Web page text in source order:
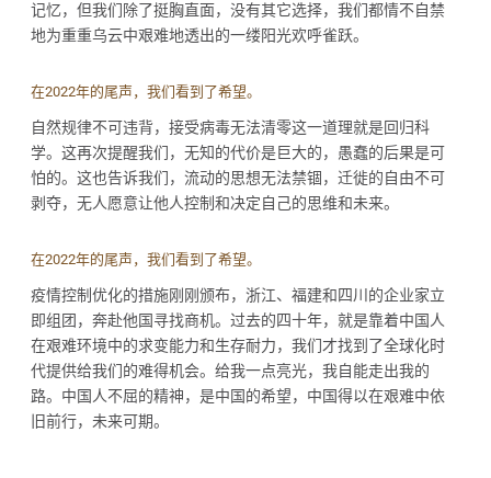
记忆，但我们除了挺胸直面，没有其它选择，我们都情不自禁
地为重重乌云中艰难地透出的一缕阳光欢呼雀跃。
在2022年的尾声，我们看到了希望。
自然规律不可违背，接受病毒无法清零这一道理就是回归科
学。这再次提醒我们，无知的代价是巨大的，愚蠢的后果是可
怕的。这也告诉我们，流动的思想无法禁锢，迁徙的自由不可
剥夺，无人愿意让他人控制和决定自己的思维和未来。
在2022年的尾声，我们看到了希望。
疫情控制优化的措施刚刚颁布，浙江、福建和四川的企业家立
即组团，奔赴他国寻找商机。过去的四十年，就是靠着中国人
在艰难环境中的求变能力和生存耐力，我们才找到了全球化时
代提供给我们的难得机会。给我一点亮光，我自能走出我的
路。中国人不屈的精神，是中国的希望，中国得以在艰难中依
旧前行，未来可期。